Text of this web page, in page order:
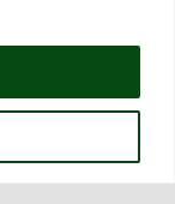
28 08 437